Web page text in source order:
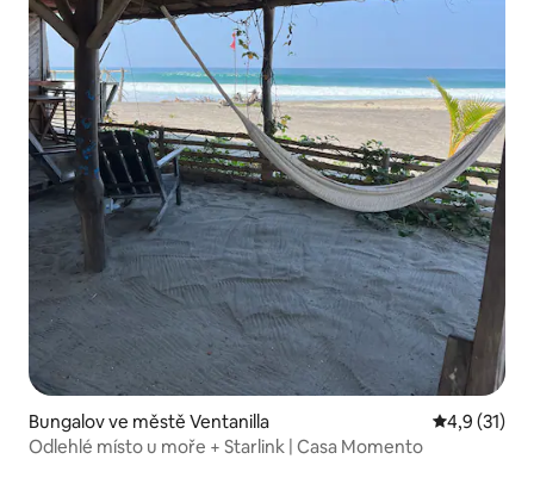
Bungalov ve městě Ventanilla Průměrné
4,9 (31)
Odlehlé místo u moře + Starlink | Casa Momento